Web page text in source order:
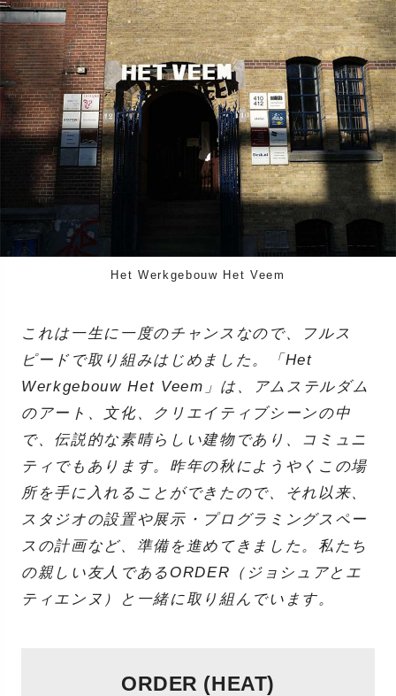
Het Werkgebouw Het Veem
これは一生に一度のチャンスなので、フルス
ピードで取り組みはじめました。「Het
Werkgebouw Het Veem」は、アムステルダム
のアート、文化、クリエイティブシーンの中
で、伝説的な素晴らしい建物であり、コミュニ
ティでもあります。昨年の秋にようやくこの場
所を手に入れることができたので、それ以来、
スタジオの設置や展示・プログラミングスペー
スの計画など、準備を進めてきました。私たち
の親しい友人であるORDER（ジョシュアとエ
ティエンヌ）と一緒に取り組んでいます。
ORDER (HEAT)